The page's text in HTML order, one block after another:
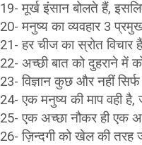
19- मूर्ख इंसान बोलते हैं,
20- मनुष्य का व्यवहार 3
21- हर चीज का स्रोत विचार
22- अच्छी बात को दुहराने में
23- विज्ञान कुछ और नहीं
24- एक मनुष्य की माप वही है,
25- एक अच्छा नौकर ही एक
26- ज़िन्दगी को खेल की तरह